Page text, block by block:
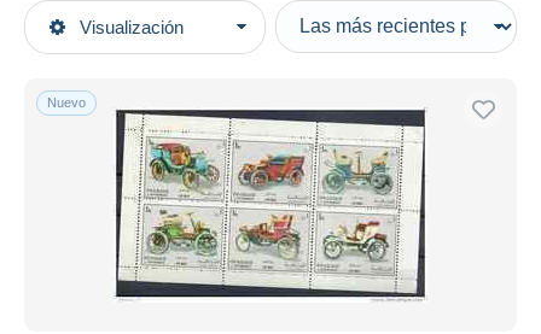
Visualización
Categorías principales
Asia
Emiratos Árabes Unidos
Tipo de venta
Activas
Subasta con ofertas
Subastas sin pujas
Casa de subastas
Vendidos
Duration
Todas las duraciones
Nuevo